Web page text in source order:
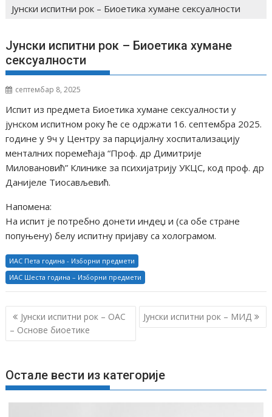
Јунски испитни рок – Биоетика хумане сексуалности
Јунски испитни рок – Биоетика хумане
сексуалности
септембар 8, 2025
Испит из предмета Биоетика хумане сексуалности у
јунском испитном року ће се одржати 16. септембра 2025.
године у 9ч у Центру за парцијалну хоспитализацију
менталних поремећаја “Проф. др Димитрије
Миловановић” Клинике за психијатрију УКЦС, код проф. др
Данијеле Тиосављевић.
Напомена:
На испит је потребно донети индеџ и (са обе стране
попуњену) белу испитну пријаву са холограмом.
ИАС Пета година - Изборни предмети
ИАС Шеста година – Изборни предмети
К
р
а
њ
Јунски испитни рок – OAС
– Основе биоетике
Јунски испитни рок – МИД
Остале вести из категорије